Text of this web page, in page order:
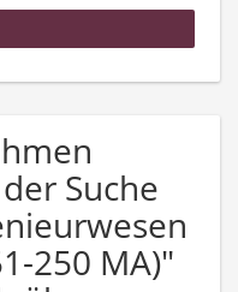
Suche
250 MA)"